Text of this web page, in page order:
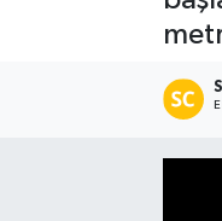
Manşet Haberi